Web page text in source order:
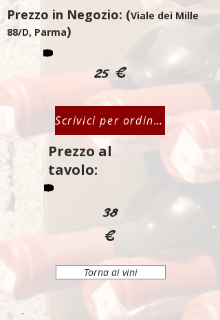
Prezzo in Negozio: (Viale dei Mille
88/D, Parma)
25 €
Scrivici per ordinare
Prezzo al
tavolo:
38
€
Torna ai vini